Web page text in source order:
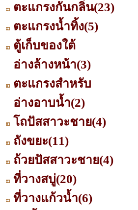
ตะแกรงกันกลิ่น(23)
ตะแกรงน้ำทิ้ง(5)
ตู้เก็บของใต้
อ่างล้างหน้า(3)
ตะแกรงสำหรับ
อ่างอาบน้ำ(2)
โถปัสสาวะชาย(4)
ถังขยะ(11)
ถ้วยปัสสาวะชาย(4)
ที่วางสบู่(20)
ที่วางแก้วน้ำ(6)